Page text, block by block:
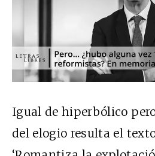
Igual de hiperbólico
del elogio resulta el